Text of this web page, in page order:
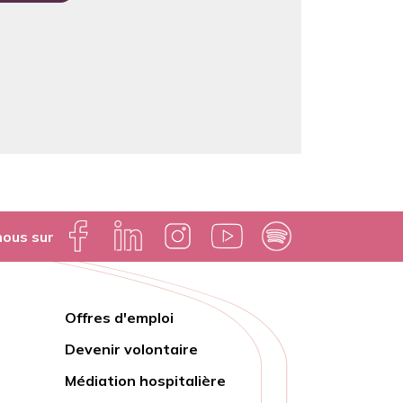
sur
Lien
rapide
Offres d'emploi
Devenir volontaire
Médiation hospitalière